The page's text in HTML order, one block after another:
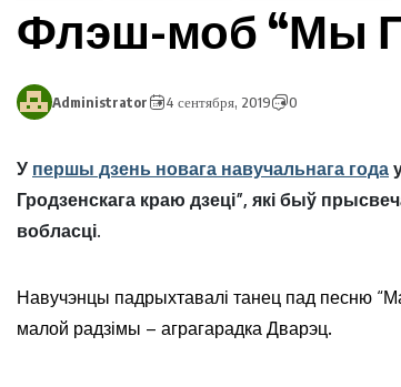
Флэш-моб “Мы
Administrator 4 сентября, 2019 0
У першы дзень новага навучальнага года
Гродзенскага краю дзеці”, які быў
вобласці.
Навучэнцы падрыхтавалі танец пад песню
малой радзімы – аграгарадка Дварэц.